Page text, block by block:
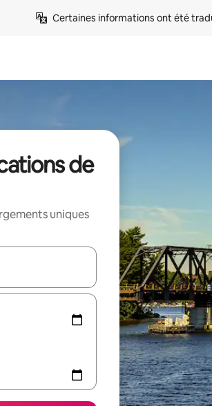
Certaines informations ont été
de
uniques
utilisez les flèches vers le haut et vers le bas